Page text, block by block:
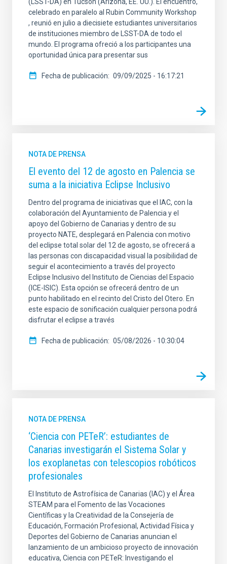
(LSST-DA) en Tucson (Arizona, EE. UU.). El encuentro,
celebrado en paralelo al Rubin Community Workshop
, reunió en julio a diecisiete estudiantes universitarios
de instituciones miembro de LSST-DA de todo el
mundo. El programa ofreció a los participantes una
oportunidad única para presentar sus
Fecha de publicación 09/09/2025 - 16:17:21
NOTA DE PRENSA
El evento del 12 de agosto en Palencia se
suma a la iniciativa Eclipse Inclusivo
Dentro del programa de iniciativas que el IAC, con la
colaboración del Ayuntamiento de Palencia y el
apoyo del Gobierno de Canarias y dentro de su
proyecto NATE, desplegará en Palencia con motivo
del eclipse total solar del 12 de agosto, se ofrecerá a
las personas con discapacidad visual la posibilidad de
seguir el acontecimiento a través del proyecto
Eclipse Inclusivo del Instituto de Ciencias del Espacio
(ICE-ISIC). Esta opción se ofrecerá dentro de un
punto habilitado en el recinto del Cristo del Otero. En
este espacio de sonificación cualquier persona podrá
disfrutar el eclipse a través
Fecha de publicación 05/08/2026 - 10:30:04
NOTA DE PRENSA
‘Ciencia con PETeR’: estudiantes de
Canarias investigarán el Sistema Solar y
los exoplanetas con telescopios robóticos
profesionales
El Instituto de Astrofísica de Canarias (IAC) y el Área
STEAM para el Fomento de las Vocaciones
Científicas y la Creatividad de la Consejería de
Educación, Formación Profesional, Actividad Física y
Deportes del Gobierno de Canarias anuncian el
lanzamiento de un ambicioso proyecto de innovación
educativa, Ciencia con PETeR: Investigando el